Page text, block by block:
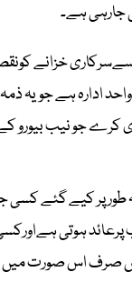
جارہی ہے۔
خزانے
ادارہ ہے جویہ
کرے جو نیب بیورو
پر کیے گئے کسی
ہوتی
صرف اس صورت